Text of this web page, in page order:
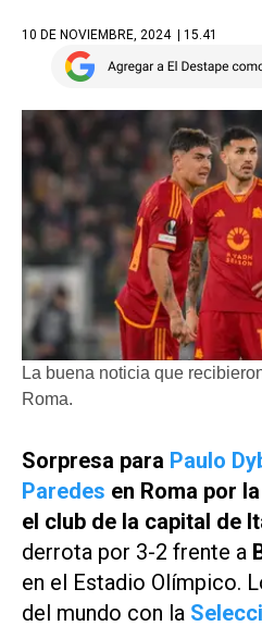
10 DE NOVIEMBRE, 2024 | 15.41
La buena noticia que
Roma.
Sorpresa para Paulo
Paredes en Roma por
el club de la capital de
derrota por 3-2 frente a
en el Estadio Olímpico.
del mundo con la